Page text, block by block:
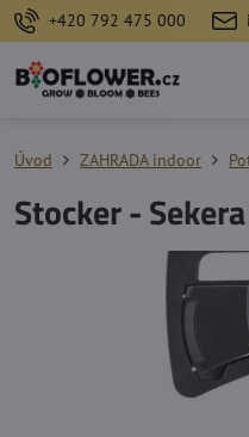
+420 792 475 000
Úvod ZAHRADA indoor
Stocker -